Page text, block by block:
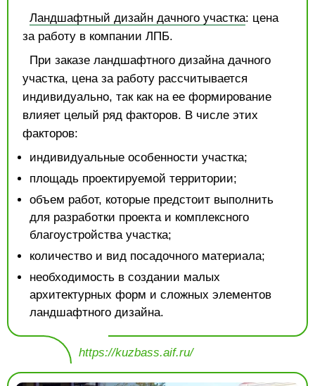
Ландшафтный дизайн дачного участка: цена
за работу в компании ЛПБ.
При заказе ландшафтного дизайна дачного
участка, цена за работу рассчитывается
индивидуально, так как на ее формирование
влияет целый ряд факторов. В числе этих
факторов:
индивидуальные особенности участка;
площадь проектируемой территории;
объем работ, которые предстоит выполнить
для разработки проекта и комплексного
благоустройства участка;
количество и вид посадочного материала;
необходимость в создании малых
архитектурных форм и сложных элементов
ландшафтного дизайна.
https://kuzbass.aif.ru/